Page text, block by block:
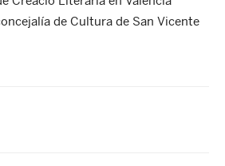
de Cultura de San Vicente